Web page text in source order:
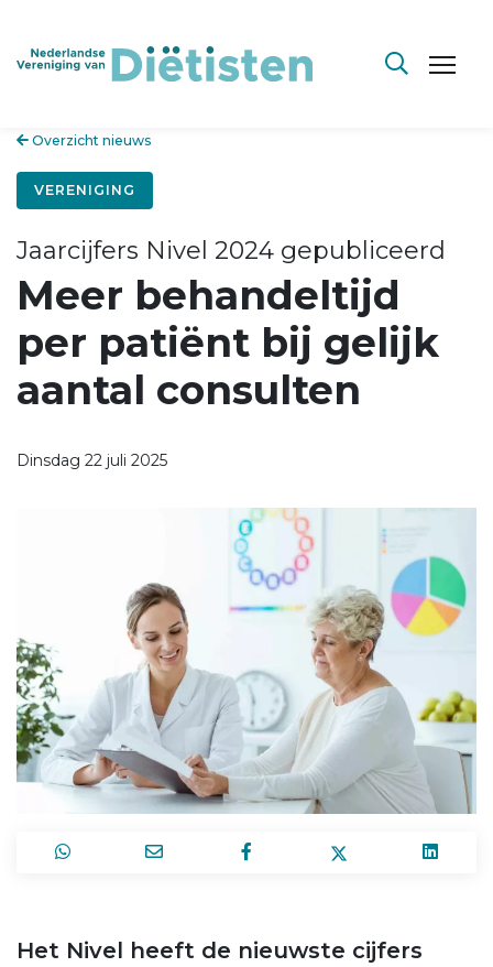
Overzicht nieuws
VERENIGING
Jaarcijfers Nivel 2024 gepubliceerd
Meer behandeltijd
per patiënt bij gelijk
aantal consulten
Dinsdag 22 juli 2025
Het Nivel heeft de nieuwste cijfers